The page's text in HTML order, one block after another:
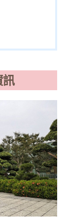
訊